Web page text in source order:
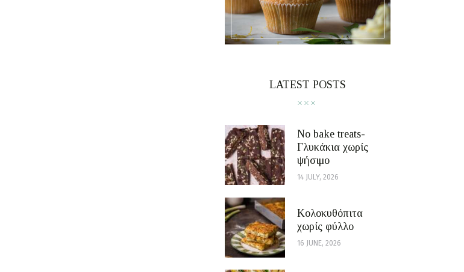
LATEST POSTS
No bake treats-
Γλυκάκια χωρίς
ψήσιμο
14 JULY, 2026
Κολοκυθόπιτα
χωρίς φύλλο
16 JUNE, 2026